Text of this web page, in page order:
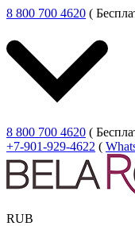
8 800 700 4620 (
8 800 700 4620 (
+7-901-929-4622 (
RUB